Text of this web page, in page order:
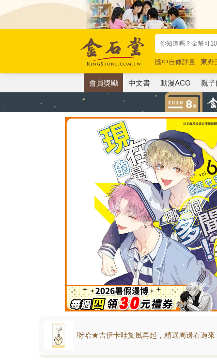
國中自修評量
東野
唯紅花綻放
奧德賽
會員獎勵 中文書 動漫ACG 親
呀哈★吉伊卡哇旋風再起，精選周邊看過來